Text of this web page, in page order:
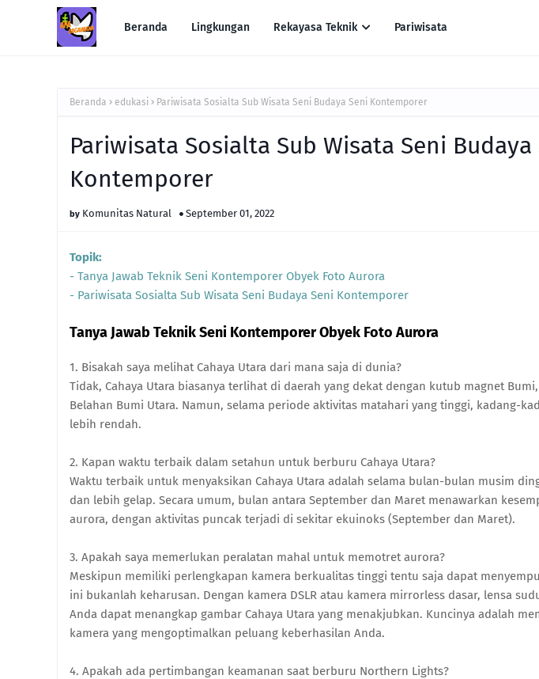
Beranda Lingkungan Rekayasa Teknik Pariwisata
Beranda edukasi Pariwisata Sosialta Sub Wisata Seni Budaya Seni Kontemporer
Pariwisata Sosialta Sub Wisata Seni Budaya
Kontemporer
Komunitas Natural September 01, 2022
Topik:
- Tanya Jawab Teknik Seni Kontemporer Obyek Foto Aurora
- Pariwisata Sosialta Sub Wisata Seni Budaya Seni Kontemporer
Tanya Jawab Teknik Seni Kontemporer Obyek Foto Aurora
1. Bisakah saya melihat Cahaya Utara dari mana saja di dunia?
Tidak, Cahaya Utara biasanya terlihat di daerah yang dekat dengan kutub magnet
Belahan Bumi Utara. Namun, selama periode aktivitas matahari yang tinggi, kadang-
lebih rendah.
2. Kapan waktu terbaik dalam setahun untuk berburu Cahaya Utara?
Waktu terbaik untuk menyaksikan Cahaya Utara adalah selama bulan-bulan musim
dan lebih gelap. Secara umum, bulan antara September dan Maret menawarkan
aurora, dengan aktivitas puncak terjadi di sekitar ekuinoks (September dan Maret).
3. Apakah saya memerlukan peralatan mahal untuk memotret aurora?
Meskipun memiliki perlengkapan kamera berkualitas tinggi tentu saja dapat
ini bukanlah keharusan. Dengan kamera DSLR atau kamera mirrorless dasar, lensa
Anda dapat menangkap gambar Cahaya Utara yang menakjubkan. Kuncinya adalah
kamera yang mengoptimalkan peluang keberhasilan Anda.
4. Apakah ada pertimbangan keamanan saat berburu Northern Lights?